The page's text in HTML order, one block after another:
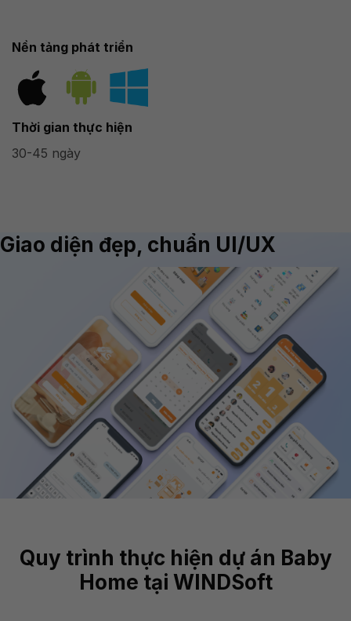
Nền tảng phát triển
Thời gian thực hiện
30-45 ngày
Giao diện đẹp, chuẩn UI/UX
Quy trình thực hiện dự án Baby
Home tại WINDSoft